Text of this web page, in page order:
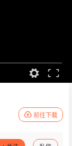
前往下载